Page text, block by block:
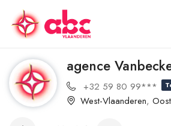
agence
+32 59 80 99***
West-Vlaanderen,